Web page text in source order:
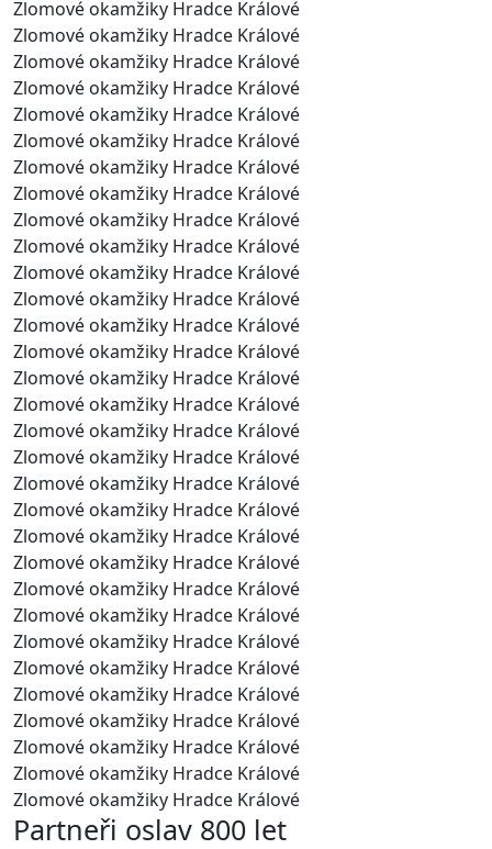
Zlomové okamžiky Hradce Králové
Zlomové okamžiky Hradce Králové
Zlomové okamžiky Hradce Králové
Zlomové okamžiky Hradce Králové
Zlomové okamžiky Hradce Králové
Zlomové okamžiky Hradce Králové
Zlomové okamžiky Hradce Králové
Zlomové okamžiky Hradce Králové
Zlomové okamžiky Hradce Králové
Zlomové okamžiky Hradce Králové
Zlomové okamžiky Hradce Králové
Zlomové okamžiky Hradce Králové
Zlomové okamžiky Hradce Králové
Zlomové okamžiky Hradce Králové
Zlomové okamžiky Hradce Králové
Zlomové okamžiky Hradce Králové
Zlomové okamžiky Hradce Králové
Zlomové okamžiky Hradce Králové
Zlomové okamžiky Hradce Králové
Zlomové okamžiky Hradce Králové
Zlomové okamžiky Hradce Králové
Zlomové okamžiky Hradce Králové
Zlomové okamžiky Hradce Králové
Zlomové okamžiky Hradce Králové
Zlomové okamžiky Hradce Králové
Zlomové okamžiky Hradce Králové
Zlomové okamžiky Hradce Králové
Zlomové okamžiky Hradce Králové
Zlomové okamžiky Hradce Králové
Zlomové okamžiky Hradce Králové
Zlomové okamžiky Hradce Králové
Partneři oslav 800 let